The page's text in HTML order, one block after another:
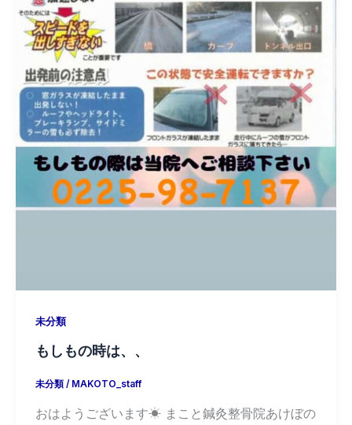
未分類
もしもの時は、、
未分類/ MAKOTO_staff
おはようございます☀ まこと鍼灸整骨院あけぼの